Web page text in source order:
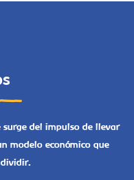
surge del impulso de llevar
modelo económico que